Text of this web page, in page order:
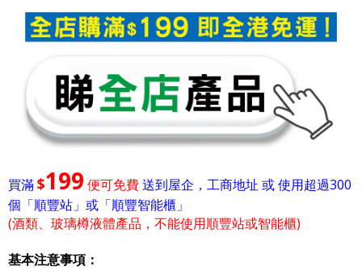
買滿$199 便可免費送到屋企，工商地址 或 使用超過300
個「順豐站」或「順豐智能櫃」
(酒類、玻璃樽液體產品，不能使用順豐站或智能櫃)
基本注意事項：